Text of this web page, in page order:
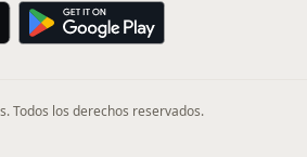
Todos los derechos reservados.